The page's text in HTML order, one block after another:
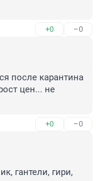
+0 –0
после карантина
цен... не
+0 –0
гантели, гири,